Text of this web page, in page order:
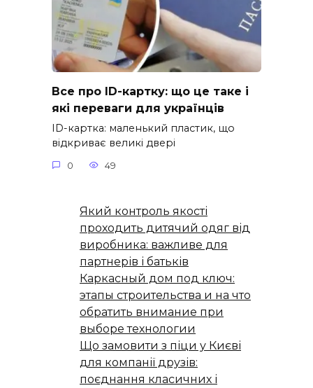
Все про ID-картку: що це таке і
які переваги для українців
ID-картка: маленький пластик, що
відкриває великі двері
0 49
Який контроль якості
проходить дитячий одяг від
виробника: важливе для
партнерів і батьків
Каркасный дом под ключ:
этапы строительства и на что
обратить внимание при
выборе технологии
Що замовити з піци у Києві
для компанії друзів:
поєднання класичних і